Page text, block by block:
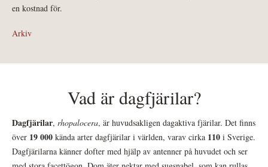
en kostnad för.
Arkiv
Vad är dagfjärilar?
Dagfjärilar, rhopalocera, är huvudsakligen dagaktiva fjärilar. Det finns
över 19 000 kända arter dagfjärilar i världen, varav cirka 110 i Sverige.
Dagfjärilarna känner dofter med hjälp av antenner på huvudet och ser